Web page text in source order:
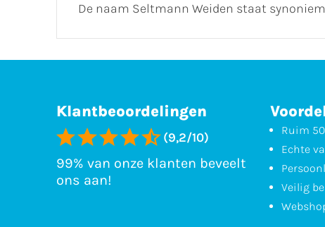
De naam Seltmann Weiden staat
Klantbeoordelingen
(9,2/10)
99% van onze klanten beveelt
ons aan!
Ruim
Echte
Veilig